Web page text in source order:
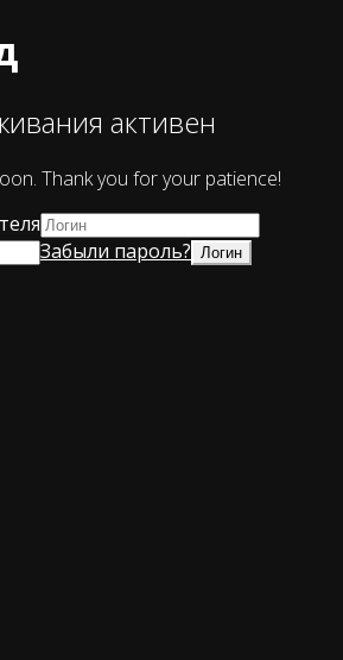
активен
Thank you for your patience!
Забыли пароль?